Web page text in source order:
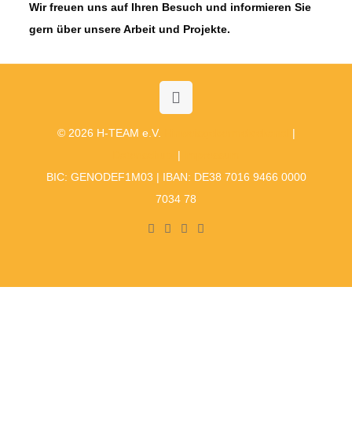
Wir freuen uns auf Ihren Besuch und informieren Sie
gern über unsere Arbeit und Projekte.
© 2026 H-TEAM e.V.
|
|
BIC: GENODEF1M03 | IBAN: DE38 7016 9466 0000
7034 78